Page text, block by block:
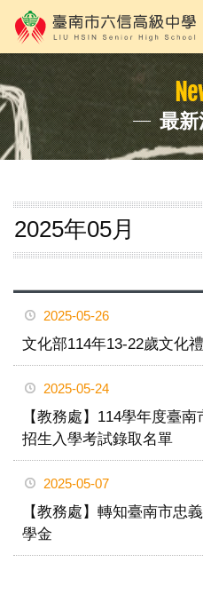
最
2025年05月
2025-05-26
文化部114年13-22歲文化
2025-05-24
【教務處】114學年度臺
招生入學考試錄取名單
2025-05-07
【教務處】轉知臺南市忠
學金